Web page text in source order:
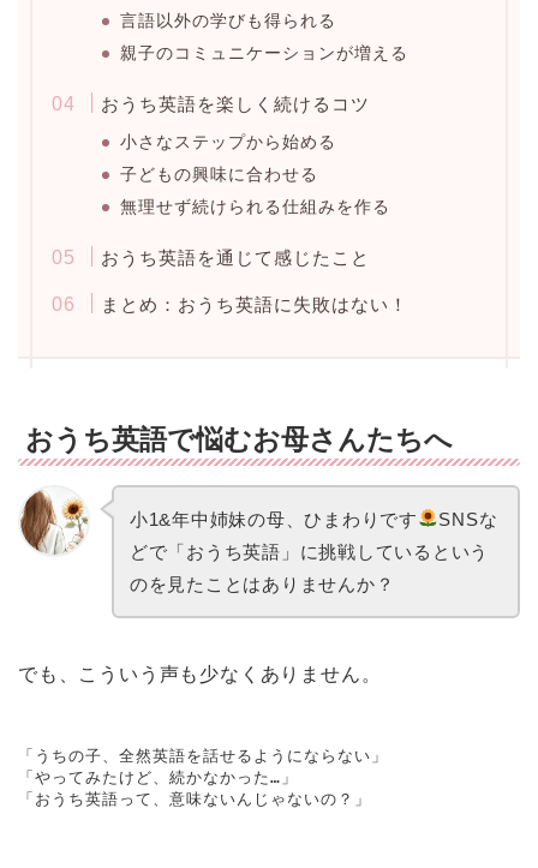
言語以外の学びも得られる
親子のコミュニケーションが増える
おうち英語を楽しく続けるコツ
小さなステップから始める
子どもの興味に合わせる
無理せず続けられる仕組みを作る
おうち英語を通じて感じたこと
まとめ：おうち英語に失敗はない！
おうち英語で悩むお母さんたちへ
小1&年中姉妹の母、ひまわりです
SNSな
どで「おうち英語」に挑戦しているという
のを見たことはありませんか？
でも、こういう声も少なくありません。
「うちの子、全然英語を話せるようにならない」
「やってみたけど、続かなかった…」
「おうち英語って、意味ないんじゃないの？」